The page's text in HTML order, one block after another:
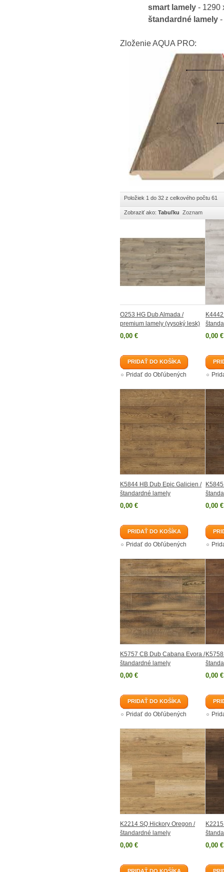
smart lamely - 1290
štandardné lamely -
Zloženie AQUA PRO:
Položiek 1 do 32 z celkového počtu 61
Zobraziť ako: Tabuľku Zoznam
O253 HG Dub Almada /
premium lamely (vysoký lesk)
0,00 €
PRIDAŤ DO KOŠÍKA
Pridať do Obľúbených
0,00 €
K5844 HB Dub Epic Galicien /
štandardné lamely
0,00 €
PRIDAŤ DO KOŠÍKA
Pridať do Obľúbených
0,00 €
K5757 CB Dub Cabana Evora /
štandardné lamely
0,00 €
PRIDAŤ DO KOŠÍKA
Pridať do Obľúbených
0,00 €
K2214 SQ Hickory Oregon /
štandardné lamely
0,00 € 0,00 €